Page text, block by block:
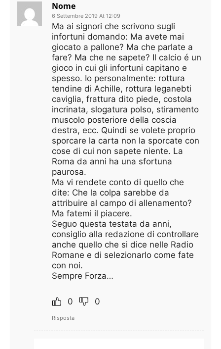
Nome
6 Settembre 2019 At 12:09
Ma ai signori che scrivono sugli
infortuni domando: Ma avete mai
giocato a pallone? Ma che parlate a
fare? Ma che ne sapete? Il calcio é un
gioco in cui gli infortuni capitano e
spesso. Io personalmente: rottura
tendine di Achille, rottura leganebti
caviglia, frattura dito piede, costola
incrinata, slogatura polso, stiramento
muscolo posteriore della coscia
destra, ecc. Quindi se volete proprio
sporcare la carta non la sporcate con
cose di cui non sapete niente. La
Roma da anni ha una sfortuna
paurosa.
Ma vi rendete conto di quello che
dite: Che la colpa sarebbe da
attribuire al campo di allenamento?
Ma fatemi il piacere.
Seguo questa testata da anni,
consiglio alla redazione di controllare
anche quello che si dice nelle Radio
Romane e di selezionarlo come fate
con noi.
Sempre Forza…
0 0
Risposta